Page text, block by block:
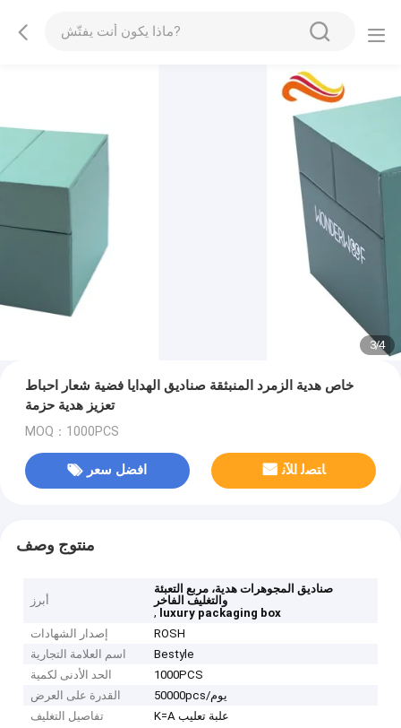
3/4
خاص هدية الزمرد المنبثقة صناديق الهدايا فضية شعار احباط
تعزيز هدية حزمة
MOQ：1000PCS
افضل سعر ﺎﺘﺼﻟ ﺍﻶﻧ
منتوج وصف
أبرز
صناديق المجوهرات هدية، مربع التعبئة
والتغليف الفاخر
, luxury packaging box
إصدار الشهادات
ROSH
اسم العلامة التجارية
Bestyle
الحد الأدنى لكمية
1000PCS
القدرة على العرض
50000pcs/يوم
تفاصيل التغليف
K=A علبة تعليب